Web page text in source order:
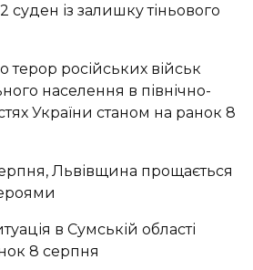
суден із залишку тіньового
терор російських військ
населення в північно-
України станом на ранок 8
Львівщина прощається
в Сумській області
8 серпня